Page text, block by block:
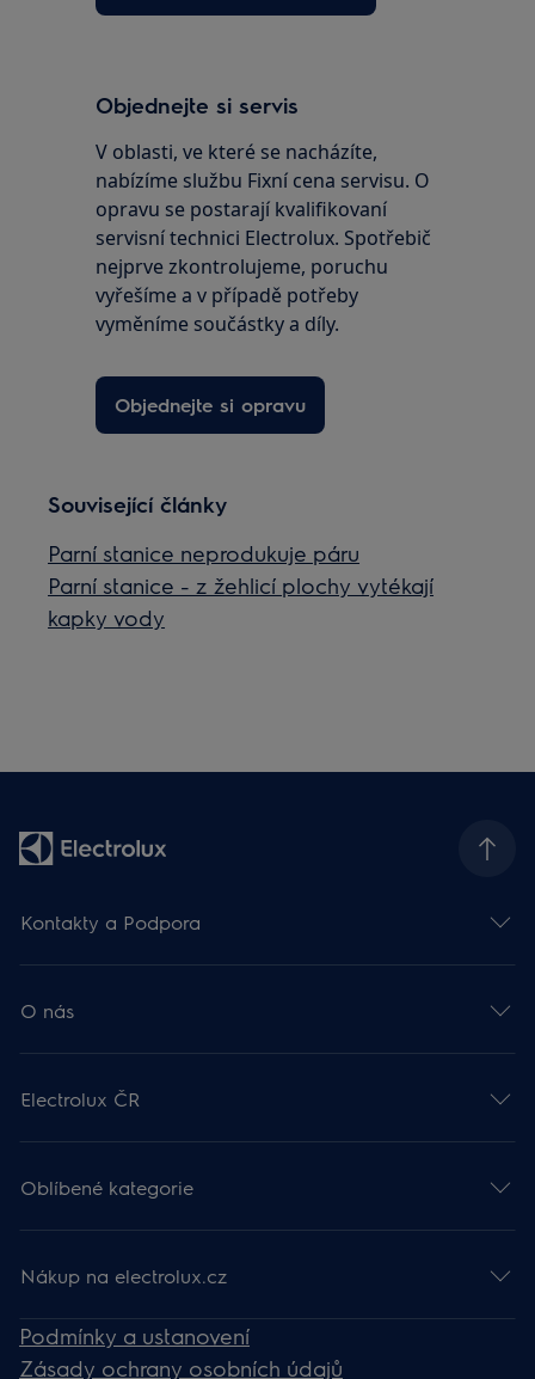
Objednejte si servis
V oblasti, ve které se nacházíte,
nabízíme službu Fixní cena servisu. O
opravu se postarají kvalifikovaní
servisní technici Electrolux. Spotřebič
nejprve zkontrolujeme, poruchu
vyřešíme a v případě potřeby
vyměníme součástky a díly.
Objednejte si opravu
Související články
Parní stanice neprodukuje páru
Parní stanice - z žehlicí plochy vytékají
kapky vody
Kontakty a Podpora
O nás
Electrolux ČR
Oblíbené kategorie
Nákup na electrolux.cz
Podmínky a ustanovení
Zásady ochrany osobních údajů